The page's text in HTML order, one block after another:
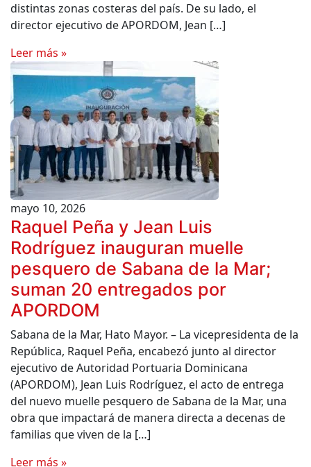
distintas zonas costeras del país. De su lado, el
director ejecutivo de APORDOM, Jean […]
Leer más »
mayo 10, 2026
Raquel Peña y Jean Luis
Rodríguez inauguran muelle
pesquero de Sabana de la Mar;
suman 20 entregados por
APORDOM
Sabana de la Mar, Hato Mayor. – La vicepresidenta de la
República, Raquel Peña, encabezó junto al director
ejecutivo de Autoridad Portuaria Dominicana
(APORDOM), Jean Luis Rodríguez, el acto de entrega
del nuevo muelle pesquero de Sabana de la Mar, una
obra que impactará de manera directa a decenas de
familias que viven de la […]
Leer más »